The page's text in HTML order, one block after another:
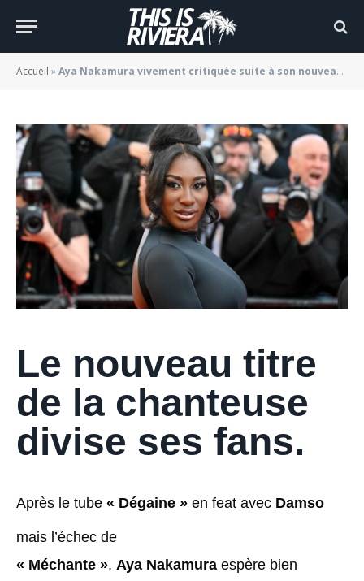
Accueil »Aya Nakamura vivement critiquée suite à son nouveau single « VIP »
single « VIP »
BY JADE MORGANE BLOGGER 24/09/2022
Le nouveau titre
de la chanteuse
divise ses fans.
Après le tube « Dégaine » en feat avec Damso
mais l’échec de
« Méchante », Aya Nakamura espère bien